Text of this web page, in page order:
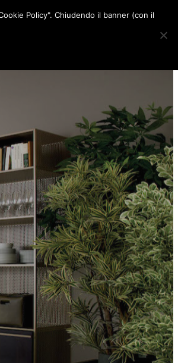
o
g
r
d
Policy". Chiudendo il banner (con il